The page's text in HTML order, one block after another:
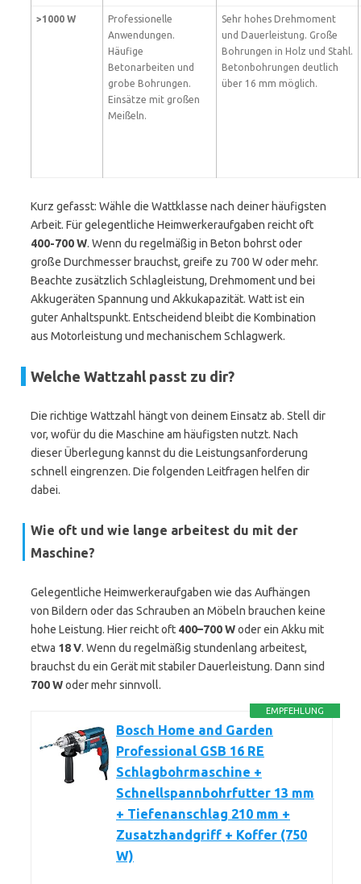
>1000 W
Professionelle
Anwendungen.
Häufige
Betonarbeiten und
grobe Bohrungen.
Einsätze mit großen
Meißeln.
Sehr hohes Drehmoment
und Dauerleistung. Große
Bohrungen in Holz und Stahl.
Betonbohrungen deutlich
über 16 mm möglich.
Kurz gefasst: Wähle die Wattklasse nach deiner häufigsten
Arbeit. Für gelegentliche Heimwerkeraufgaben reicht oft
400-700 W. Wenn du regelmäßig in Beton bohrst oder
große Durchmesser brauchst, greife zu 700 W oder mehr.
Beachte zusätzlich Schlagleistung, Drehmoment und bei
Akkugeräten Spannung und Akkukapazität. Watt ist ein
guter Anhaltspunkt. Entscheidend bleibt die Kombination
aus Motorleistung und mechanischem Schlagwerk.
Welche Wattzahl passt zu dir?
Die richtige Wattzahl hängt von deinem Einsatz ab. Stell dir
vor, wofür du die Maschine am häufigsten nutzt. Nach
dieser Überlegung kannst du die Leistungsanforderung
schnell eingrenzen. Die folgenden Leitfragen helfen dir
dabei.
Wie oft und wie lange arbeitest du mit der
Maschine?
Gelegentliche Heimwerkeraufgaben wie das Aufhängen
von Bildern oder das Schrauben an Möbeln brauchen keine
hohe Leistung. Hier reicht oft 400–700 Woder ein Akku mit
etwa 18 V. Wenn du regelmäßig stundenlang arbeitest,
brauchst du ein Gerät mit stabiler Dauerleistung. Dann sind
700 Woder mehr sinnvoll.
EMPFEHLUNG
Bosch Home and Garden
Professional GSB 16 RE
Schlagbohrmaschine +
Schnellspannbohrfutter 13 mm
+ Tiefenanschlag 210 mm +
Zusatzhandgriff + Koffer (750
W)